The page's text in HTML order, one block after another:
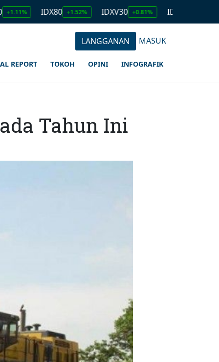
IDX80 +1.52% IDXV30 +0.81% IDXQ30 +1.23%
LANGGANAN MASUK
REPORT TOKOH OPINI INFOGRAFIK
Tahun Ini